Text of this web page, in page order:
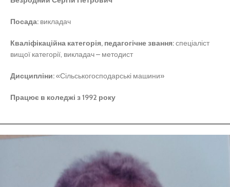
Посада: викладач
Кваліфікаційна категорія, педагогічне звання:спеціаліст
вищої категорії, викладач – методист
Дисципліни:«Сільськогосподарські машини»
Працює в коледжі з 1992 року